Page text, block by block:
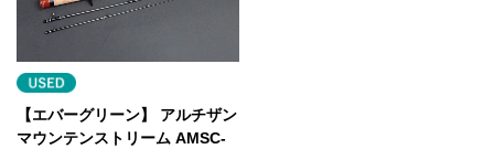
【エバーグリーン】 アルチザン
マウンテンストリーム AMSC-